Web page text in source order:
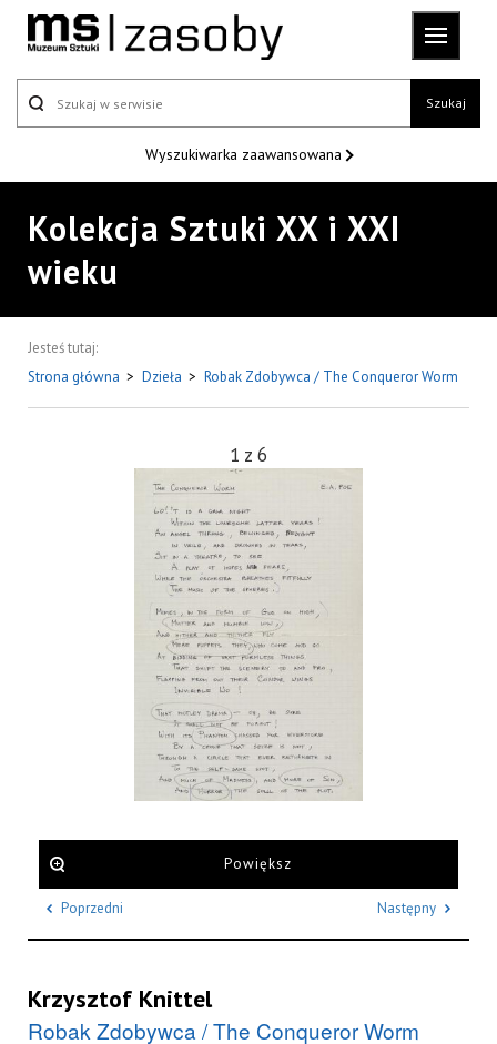
Szukaj
Wyszukiwarka zaawansowana
Kolekcja Sztuki XX i XXI
wieku
Jesteś tutaj:
Strona główna > Dzieła > Robak Zdobywca / The Conqueror Worm
1 z 6
Powiększ
Poprzedni Następny
Krzysztof Knittel
Robak Zdobywca / The Conqueror Worm